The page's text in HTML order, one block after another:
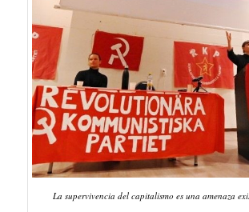
La supervivencia del capitalismo es una amenaza